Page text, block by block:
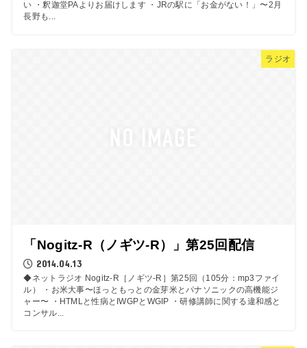
い ・釈迦堂PAよりお届けします ・JRの駅に「お金がない！」〜2月
長野も...
ラジオ
「Nogitz-R（ノギツ-R）」第25回配信
2014.04.13
◆ネットラジオ Nogitz-R［ノギツ-R］第25回（105分：mp3ファイ
ル） ・お米大事〜ほっともっとの金芽米とパナソニックの高機能ジ
ャー〜 ・HTMLと性病とIWGPとWGIP ・研修講師に関する違和感と
コンサル...